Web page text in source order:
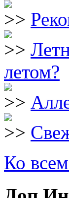
летом?
Ко